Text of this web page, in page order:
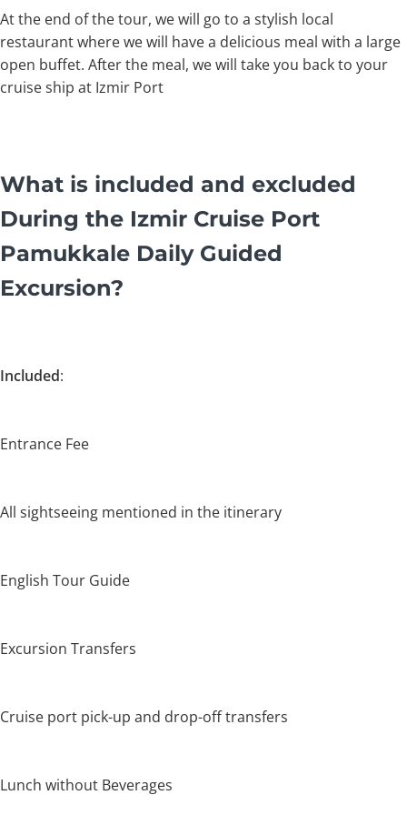
At the end of the tour, we will go to a stylish local
restaurant where we will have a delicious meal with a large
open buffet. After the meal, we will take you back to your
cruise ship at Izmir Port
What is included and excluded
During the Izmir Cruise Port
Pamukkale Daily Guided
Excursion?
Included:
Entrance Fee
All sightseeing mentioned in the itinerary
English Tour Guide
Excursion Transfers
Cruise port pick-up and drop-off transfers
Lunch without Beverages